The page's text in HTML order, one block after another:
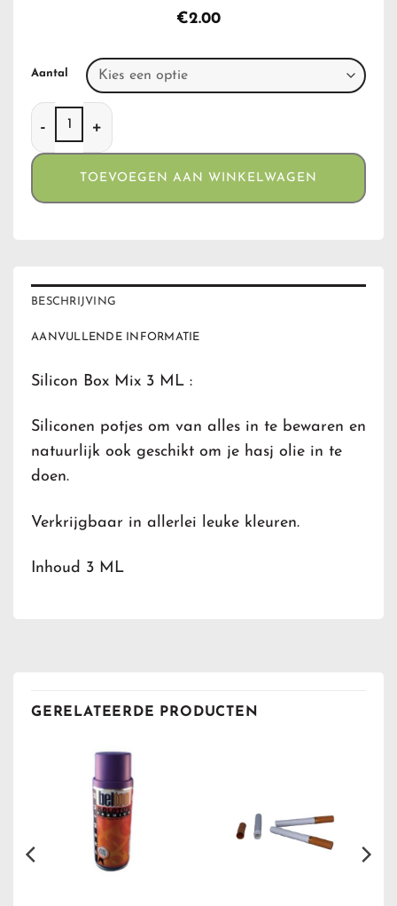
€2.00
Aantal
Silicon Box Mix 3 ML aantal
TOEVOEGEN AAN WINKELWAGEN
BESCHRIJVING
AANVULLENDE INFORMATIE
Silicon Box Mix 3 ML :
Siliconen potjes om van alles in te bewaren en
natuurlijk ook geschikt om je hasj olie in te
doen.
Verkrijgbaar in allerlei leuke kleuren.
Inhoud 3 ML
GERELATEERDE PRODUCTEN